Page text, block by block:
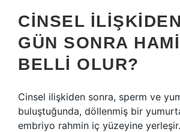
CINSEL
GÜN SONRA
BELLI OLUR?
Cinsel ilişkiden sonra, sperm ve
buluştuğunda, döllenmiş bir
embriyo rahmin iç yüzeyine